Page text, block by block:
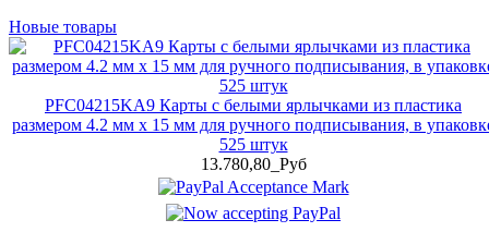
Новые товары
PFC04215KA9 Карты с белыми ярлычками из пластика
размером 4.2 мм x 15 мм для ручного подписывания, в
525 штук
13.780,80_Руб